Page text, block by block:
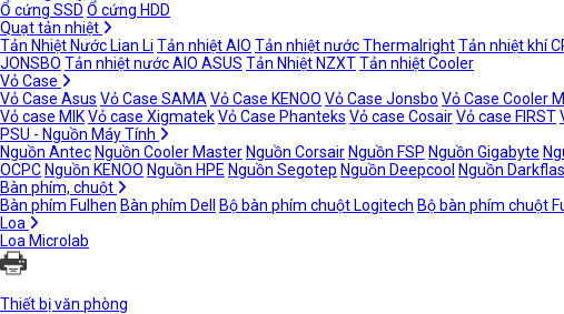
Ổ cứng SSD Ổ cứng HDD
Quạt tản nhiệt
Tản Nhiệt Nước Lian Li Tản nhiệt AIO Tản nhiệt nước ThermalrightTản nhiệt khí
JONSBO Tản nhiệt nước AIO ASUS Tản Nhiệt NZXTTản nhiệt Cooler
Vỏ Case
Vỏ Case Asus Vỏ Case SAMA Vỏ Case KENOO Vỏ Case Jonsbo Vỏ Case Cooler
Vỏ case MIKVỏ case XigmatekVỏ Case Phanteks Vỏ case CosairVỏ case FIRST
PSU - Nguồn Máy Tính
Nguồn Antec Nguồn Cooler Master Nguồn Corsair Nguồn FSP Nguồn Gigabyte
OCPC Nguồn KENOO Nguồn HPE Nguồn Segotep Nguồn Deepcool Nguồn
Bàn phím, chuột
Bàn phím Fulhen Bàn phím Dell Bộ bàn phím chuột Logitech Bộ bàn phím chuột
Loa
Loa Microlab
Thiết bị văn phòng